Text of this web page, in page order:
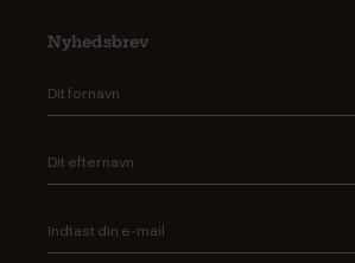
Nyhedsbrev